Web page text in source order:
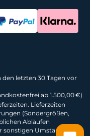
letzten 30 Tagen vor
ab 1.500,00 €)
Lieferzeiten
(Sondergrößen,
Abläufen
sonstigen Umständen